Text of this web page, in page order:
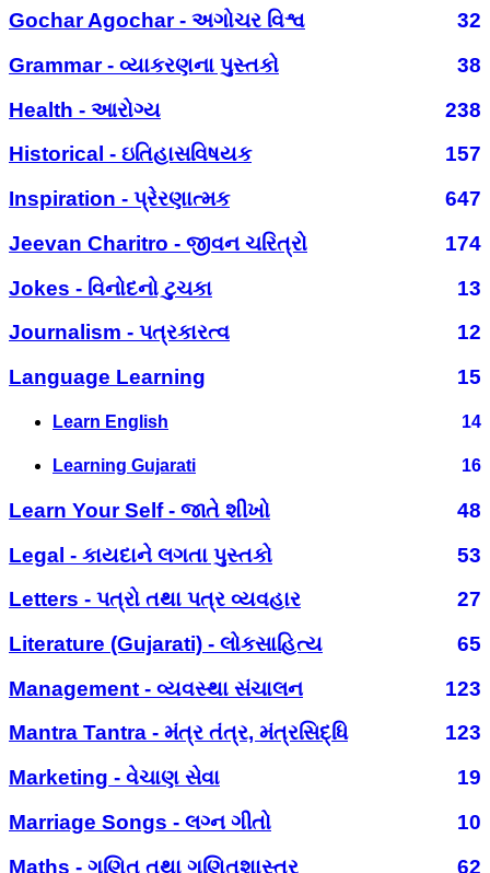
Gochar Agochar - અગોચર વિશ્વ
32
Grammar - વ્યાકરણના પુસ્તકો
38
Health - આરોગ્ય
238
Historical - ઇતિહાસવિષયક
157
Inspiration - પ્રેરણાત્મક
647
Jeevan Charitro - જીવન ચરિત્રો
174
Jokes - વિનોદનો ટુચકા
13
Journalism - પત્રકારત્વ
12
Language Learning
15
Learn English 14
Learning Gujarati 16
Learn Your Self - જાતે શીખો
48
Legal - કાયદાને લગતા પુસ્તકો
53
Letters - પત્રો તથા પત્ર વ્યવહાર
27
Literature (Gujarati) - લોકસાહિત્ય
65
Management - વ્યવસ્થા સંચાલન
123
Mantra Tantra - મંત્ર તંત્ર, મંત્રસિદ્ધિ
123
Marketing - વેચાણ સેવા
19
Marriage Songs - લગ્ન ગીતો
10
Maths - ગણિત તથા ગણિતશાસ્ત્ર
62